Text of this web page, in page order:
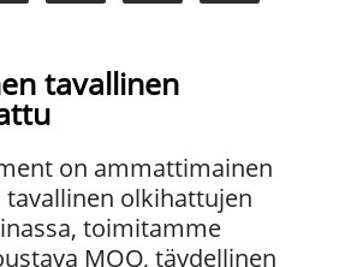
tavallinen
on ammattimainen
olkihattujen
toimitamme
MOQ, täydellinen